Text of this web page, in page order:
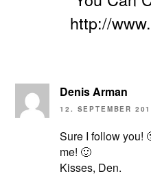
http://
Denis Arman
12. SEPTEMBER
Sure I follow you!
me! 🙂
Kisses, Den.